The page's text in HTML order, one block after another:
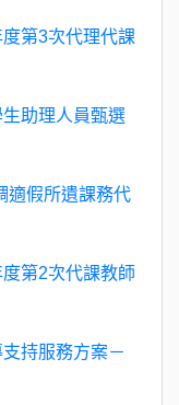
第3次代理代課
助理人員甄選
適假所遺課務代
第2次代課教師
持服務方案－